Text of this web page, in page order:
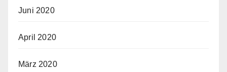
Juni 2020
April 2020
März 2020